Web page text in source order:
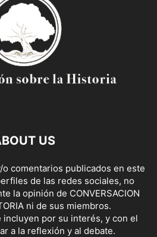
US
comentarios publicados en este
de las redes sociales, no
la opinión de CONVERSACION
ni de sus miembros.
por su interés, y con el
a la reflexión y al debate.